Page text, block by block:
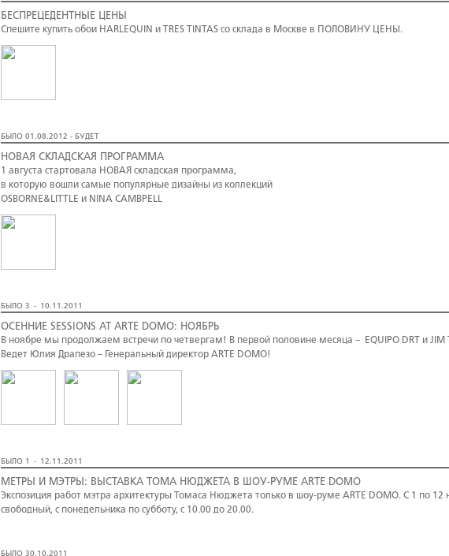
БЕСПРЕЦЕДЕНТНЫЕ ЦЕНЫ
Спешите купить обои HARLEQUIN и TRES TINTAS со склада в Москве в ПОЛОВИНУ ЦЕНЫ.
БЫЛО 01.08.2012 - БУДЕТ
НОВАЯ СКЛАДСКАЯ ПРОГРАММА
1 августа стартовала НОВАЯ складская программа,
в которую вошли самые популярные дизайны из коллекций
OSBORNE&LITTLE и NINA CAMBPELL
БЫЛО 3 - 10.11.2011
ОСЕННИЕ SESSIONS AT ARTE DOMO: НОЯБРЬ
В ноябре мы продолжаем встречи по четвергам! В первой половине месяца – EQUIPO DRT и JIM
Ведет Юлия Драпезо – Генеральный директор ARTE DOMO!
БЫЛО 1 - 12.11.2011
МЕТРЫ И МЭТРЫ: ВЫСТАВКА ТОМА НЮДЖЕТА В ШОУ-РУМЕ ARTE DOMO
Экспозиция работ мэтра архитектуры Томаса Нюджета только в шоу-руме ARTE DOMO. С 1 по 12
свободный, с понедельника по субботу, с 10.00 до 20.00.
БЫЛО 30.10.2011